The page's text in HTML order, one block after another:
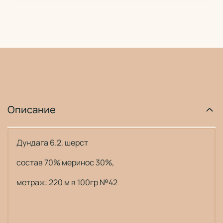
Описание
Дундага 6.2, шерст
состав 70% меринос 30%,
метраж: 220 м в 100гр №42